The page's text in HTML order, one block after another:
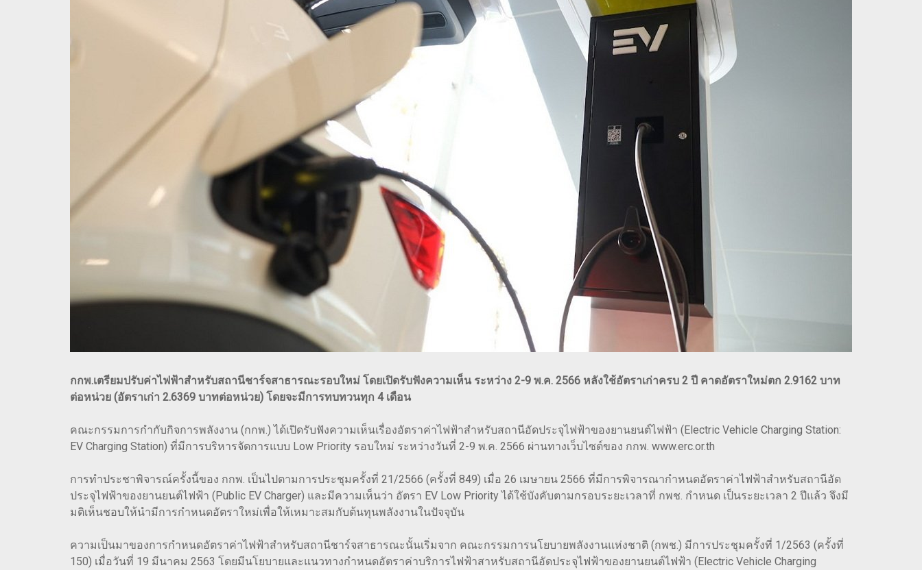
กกพ.เตรียมปรับค่าไฟฟ้าสำหรับสถานีชาร์จสาธารณะรอบใหม่ โดยเปิดรับฟังความเห็น ระหว่าง 2-9 พ.ค. 2566 หลังใช้อัตราเก่าครบ 2 ปี คาดอัตราใหม่ตก 2.9162 บาท
ต่อหน่วย (อัตราเก่า 2.6369 บาทต่อหน่วย) โดยจะมีการทบทวนทุก 4 เดือน
คณะกรรมการกำกับกิจการพลังงาน (กกพ.) ได้เปิดรับฟังความเห็นเรื่องอัตราค่าไฟฟ้าสำหรับสถานีอัดประจุไฟฟ้าของยานยนต์ไฟฟ้า (Electric Vehicle Charging Station:
EV Charging Station) ที่มีการบริหารจัดการแบบ Low Priority รอบใหม่ ระหว่างวันที่ 2-9 พ.ค. 2566 ผ่านทางเว็บไซต์ของ กกพ. www.erc.or.th
การทำประชาพิจารณ์ครั้งนี้ของ กกพ. เป็นไปตามการประชุมครั้งที่ 21/2566 (ครั้งที่ 849) เมื่อ 26 เมษายน 2566 ที่มีการพิจารณากำหนดอัตราค่าไฟฟ้าสำหรับสถานีอัด
ประจุไฟฟ้าของยานยนต์ไฟฟ้า (Public EV Charger) และมีความเห็นว่า อัตรา EV Low Priority ได้ใช้บังคับตามกรอบระยะเวลาที่ กพช. กำหนด เป็นระยะเวลา 2 ปีแล้ว จึงมี
มติเห็นชอบให้นำมีการกำหนดอัตราใหม่เพื่อให้เหมาะสมกับต้นทุนพลังงานในปัจจุบัน
ความเป็นมาของการกำหนดอัตราค่าไฟฟ้าสำหรับสถานีชาร์จสาธารณะนั้นเริ่มจาก คณะกรรมการนโยบายพลังงานแห่งชาติ (กพช.) มีการประชุมครั้งที่ 1/2563 (ครั้งที่
150) เมื่อวันที่ 19 มีนาคม 2563 โดยมีนโยบายและแนวทางกำหนดอัตราค่าบริการไฟฟ้าสาหรับสถานีอัดประจุไฟฟ้าของยานยนต์ไฟฟ้า (Electric Vehicle Charging